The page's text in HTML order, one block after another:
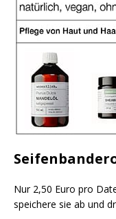
Nur 2,50 Euro pro
speichere sie ab und